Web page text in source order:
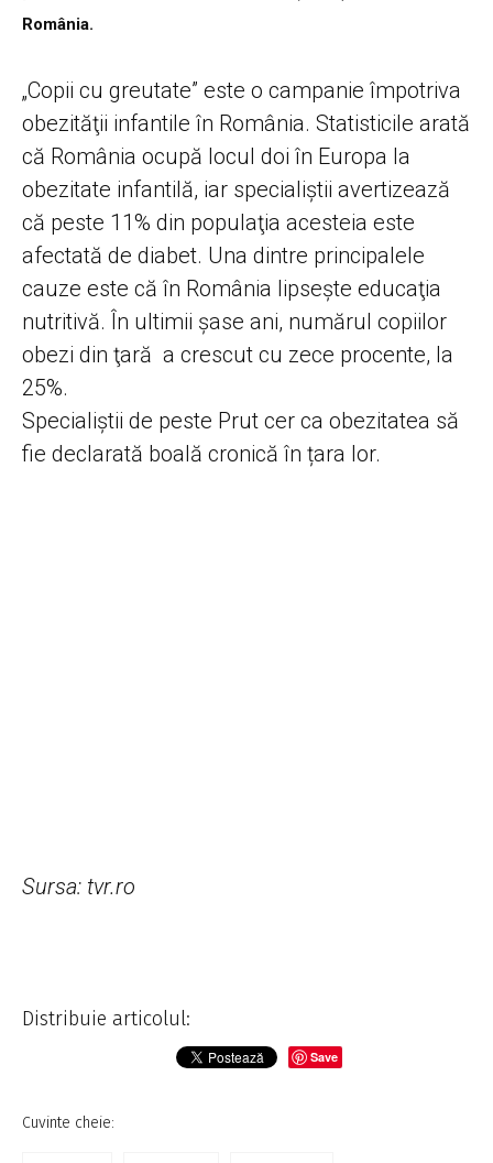
România.
„Copii cu greutate” este o campanie împotriva
obezităţii infantile în România. Statisticile arată
că România ocupă locul doi în Europa la
obezitate infantilă, iar specialiştii avertizează
că peste 11% din populaţia acesteia este
afectată de diabet. Una dintre principalele
cauze este că în România lipseşte educaţia
nutritivă. În ultimii şase ani, numărul copiilor
obezi din ţară a crescut cu zece procente, la
25%.
Specialiştii de peste Prut cer ca obezitatea să
fie declarată boală cronică în țara lor.
Sursa: tvr.ro
Distribuie articolul:
Save
Cuvinte cheie: